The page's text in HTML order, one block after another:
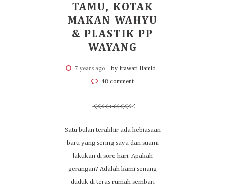
TAMU, KOTAK
MAKAN WAHYU
& PLASTIK PP
WAYANG
7 years ago by Irawati Hamid
48 comment
Satu bulan terakhir ada kebiasaan
baru yang sering saya dan suami
lakukan di sore hari. Apakah
gerangan? Adalah kami senang
duduk di teras rumah sembari